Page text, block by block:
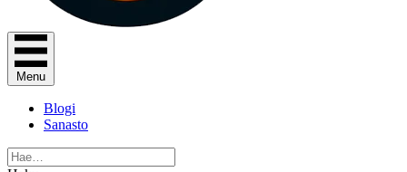
Menu
Blogi
Sanasto